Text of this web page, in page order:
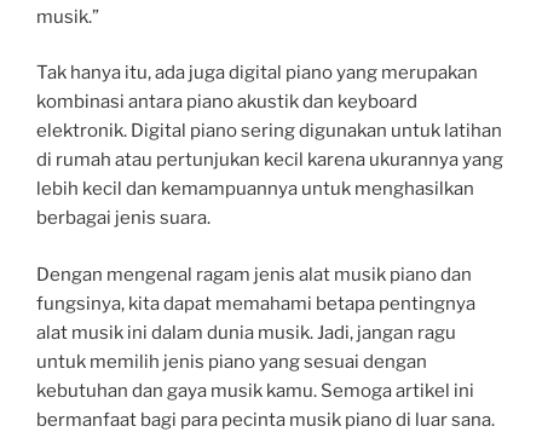
musik.”
Tak hanya itu, ada juga digital piano yang merupakan
kombinasi antara piano akustik dan keyboard
elektronik. Digital piano sering digunakan untuk latihan
di rumah atau pertunjukan kecil karena ukurannya yang
lebih kecil dan kemampuannya untuk menghasilkan
berbagai jenis suara.
Dengan mengenal ragam jenis alat musik piano dan
fungsinya, kita dapat memahami betapa pentingnya
alat musik ini dalam dunia musik. Jadi, jangan ragu
untuk memilih jenis piano yang sesuai dengan
kebutuhan dan gaya musik kamu. Semoga artikel ini
bermanfaat bagi para pecinta musik piano di luar sana.